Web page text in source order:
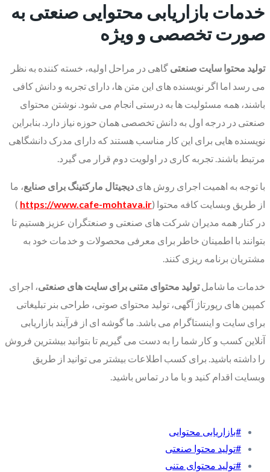
خدمات بازاریابی محتوایی صنعتی به
صورت تخصصی و ویژه
تولید محتوا سایت صنعتی گاهی در مراحل اولیه، خسته کننده به نظر
می رسد اما اگر نویسنده های این متن ها، دارای تجربه و دانش کافی
باشند، همه مسئولیت ها به درستی انجام می شود. نوشتن محتوای
صنعتی در درجه اول به دانش تخصصی همان حوزه نیاز دارد. بنابراین
نویسنده هایی برای این کار مناسب هستند که دارای مدرک دانشگاهی
مرتبط باشند. تجربه کاری در اولویت دوم قرار می گیرد.
با توجه به اهمیت اجرای روش های دیجیتال مارکتینگ برای صنایع، ما
از طریق وبسایت کافه محتوا (https://www.cafe-mohtava.ir
)
در کنار همه مدیران شرکت های صنعتی و صنعتگران عزیز هستیم تا
بتوانند با اطمینان خاطر برای معرفی محصولات و خدمات خود به
مشتریان برنامه ریزی کنند.
خدمات ما شاملتولید محتوای متنی برای سایت های صنعتی، اجرای
کمپین های رپورتاژ آگهی، تولید محتوای صوتی، طراحی بنر تبلیغاتی
برای سایت و اینستاگرام می باشد. ما گوشه ای از فرآیند بازاریابی
آنلاین کسب و کار شما را به دست می گیریم تا بتوانید بیشترین فروش
را داشته باشید. برای کسب اطلاعات بیشتر می توانید از طریق
وبسایت اقدام کنید و با ما در تماس باشید.
#بازاریابی محتوایی
#تولید محتوا صنعتی
#تولید محتوای متنی